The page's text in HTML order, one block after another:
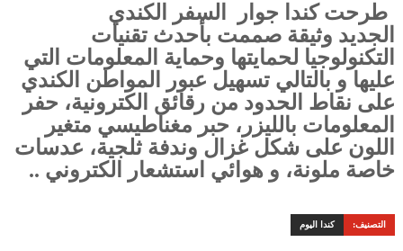
طرحت كندا جوار السفر الكندي
الجديد وثيقة صممت بأحدث تقنيات
التكنولوجيا لحمايتها وحماية المعلومات التي
عليها و بالتالي تسهيل عبور المواطن الكندي
على نقاط الحدود من رقائق الكترونية، حفر
المعلومات بالليزر، حبر مغناطيسي متغير
اللون على شكل غزال وندفة ثلجية، عدسات
خاصة ملونة، و هوائي استشعار الكتروني ..
التصنيف: كندا اليوم